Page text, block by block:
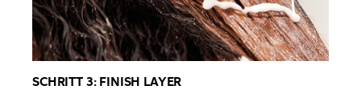
SCHRITT 3: FINISH LAYER